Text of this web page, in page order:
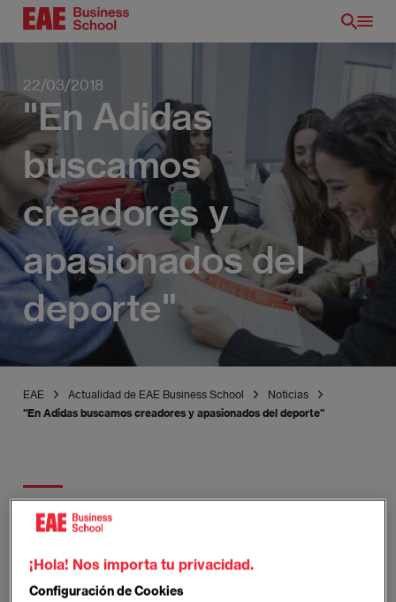
Pasar
22/03/2018
"En Adidas
buscamos
creadores y
apasionados del
deporte"
EAE Actualidad de EAE Business School
Noticias
"En Adidas buscamos creadores y apasionados del deporte"
Publicado: 22/03/2018
¡Hola! Nos importa tu privacidad.
Configuración de Cookies